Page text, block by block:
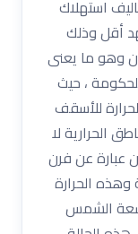
استهلاك
أقل وذلك
وهو ما يعنى
، حيث
للأسقف
الحرارية لا
عبارة عن فرن
الحرارة
الشمس